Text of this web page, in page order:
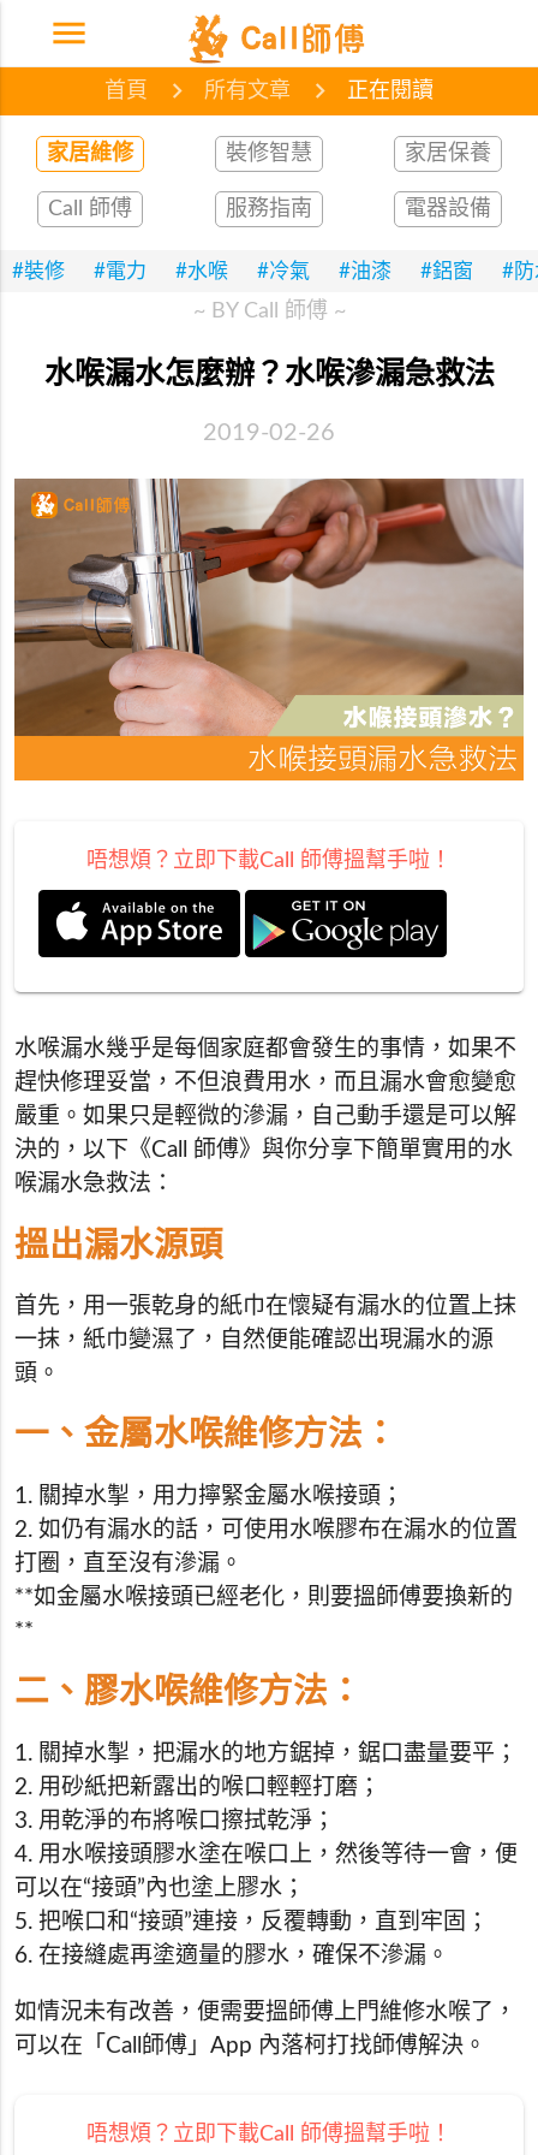
menu 首頁 網誌 文章
首頁 所有文章 正在閱讀
家居維修 裝修智慧 家居保養
Call 師傅 服務指南 電器設備
#裝修 #電力 #水喉 #冷氣 #油漆 #鋁窗 #防
~ BY Call 師傅 ~
水喉漏水怎麼辦？水喉滲漏急救法
2019-02-26
唔想煩？立即下載Call 師傅搵幫手啦！
水喉漏水幾乎是每個家庭都會發生的事情，如果不
趕快修理妥當，不但浪費用水，而且漏水會愈變愈
嚴重。如果只是輕微的滲漏，自己動手還是可以解
決的，以下《Call 師傅》與你分享下簡單實用的水
喉漏水急救法：
搵出漏水源頭
首先，用一張乾身的紙巾在懷疑有漏水的位置上抹
一抹，紙巾變濕了，自然便能確認出現漏水的源
頭。
一、金屬水喉維修方法：
1. 關掉水掣，用力擰緊金屬水喉接頭；
2. 如仍有漏水的話，可使用水喉膠布在漏水的位置
打圈，直至沒有滲漏。
**如金屬水喉接頭已經老化，則要搵師傅要換新的
**
二、膠水喉維修方法：
1. 關掉水掣，把漏水的地方鋸掉，鋸口盡量要平；
2. 用砂紙把新露出的喉口輕輕打磨；
3. 用乾淨的布將喉口擦拭乾淨；
4. 用水喉接頭膠水塗在喉口上，然後等待一會，便
可以在“接頭”內也塗上膠水；
5. 把喉口和“接頭”連接，反覆轉動，直到牢固；
6. 在接縫處再塗適量的膠水，確保不滲漏。
如情況未有改善，便需要搵師傅上門維修水喉了，
可以在「Call師傅」App 內落柯打找師傅解決。
唔想煩？立即下載Call 師傅搵幫手啦！